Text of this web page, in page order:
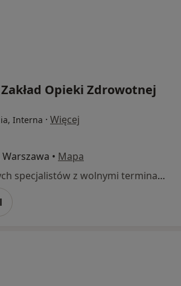
Opieki Zdrowotnej
Interna · Więcej
• Mapa
Brak dostępnych specjalistów z wolnymi terminami w tym centrum medycznym.